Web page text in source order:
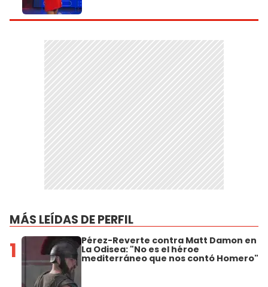
MÁS LEÍDAS DE PERFIL
1 Pérez-Reverte contra Matt Damon en
La Odisea: "No es el héroe
mediterráneo que nos contó Homero"